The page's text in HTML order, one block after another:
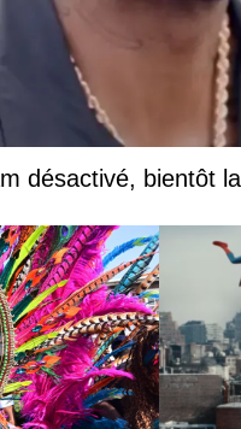
désactivé, bientôt